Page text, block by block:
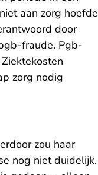
aan zorg hoefde
door
fraude. Pgb-
zorg nodig
zou haar
nog niet duidelijk.